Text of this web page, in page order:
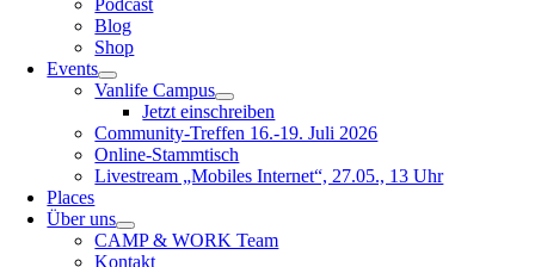
Podcast
Blog
Shop
Events
Vanlife Campus
Jetzt einschreiben
Community-Treffen 16.-19. Juli 2026
Online-Stammtisch
Livestream „Mobiles Internet“, 27.05., 13 Uhr
Places
Über uns
CAMP & WORK Team
Kontakt